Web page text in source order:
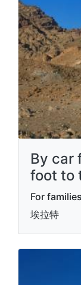
By car
foot to
For families
埃拉特